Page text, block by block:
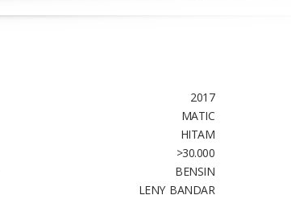
2017
MATIC
HITAM
>30.000
BENSIN
LENY BANDAR